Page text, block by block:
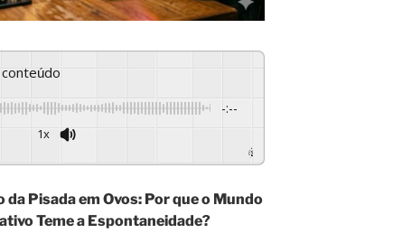
-:--
1x
GSpeech
da Pisada em Ovos: Por que o Mundo
Teme a Espontaneidade?